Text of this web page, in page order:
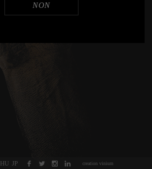
HU JP creation vinium
2016
NON